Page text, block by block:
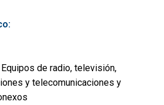
de radio, televisión,
y telecomunicaciones y